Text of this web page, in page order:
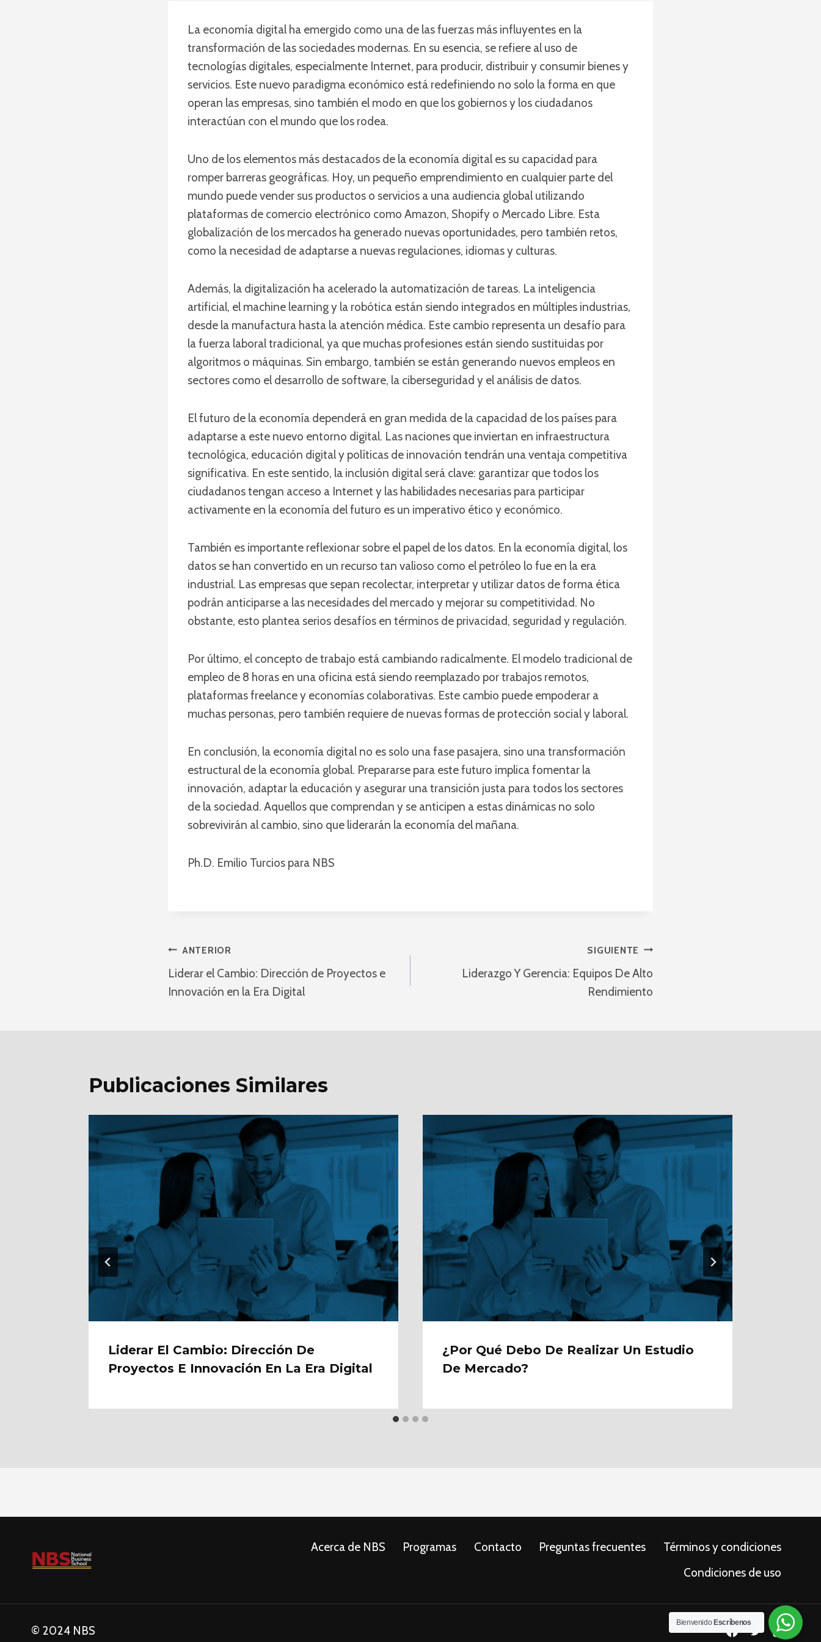
La economía digital ha emergido como una de las fuerzas más influyentes en la
transformación de las sociedades modernas. En su esencia, se refiere al uso de
tecnologías digitales, especialmente Internet, para producir, distribuir y consumir bienes y
servicios. Este nuevo paradigma económico está redefiniendo no solo la forma en que
operan las empresas, sino también el modo en que los gobiernos y los ciudadanos
interactúan con el mundo que los rodea.
Uno de los elementos más destacados de la economía digital es su capacidad para
romper barreras geográficas. Hoy, un pequeño emprendimiento en cualquier parte del
mundo puede vender sus productos o servicios a una audiencia global utilizando
plataformas de comercio electrónico como Amazon, Shopify o Mercado Libre. Esta
globalización de los mercados ha generado nuevas oportunidades, pero también retos,
como la necesidad de adaptarse a nuevas regulaciones, idiomas y culturas.
Además, la digitalización ha acelerado la automatización de tareas. La inteligencia
artificial, el machine learning y la robótica están siendo integrados en múltiples industrias,
desde la manufactura hasta la atención médica. Este cambio representa un desafío para
la fuerza laboral tradicional, ya que muchas profesiones están siendo sustituidas por
algoritmos o máquinas. Sin embargo, también se están generando nuevos empleos en
sectores como el desarrollo de software, la ciberseguridad y el análisis de datos.
El futuro de la economía dependerá en gran medida de la capacidad de los países para
adaptarse a este nuevo entorno digital. Las naciones que inviertan en infraestructura
tecnológica, educación digital y políticas de innovación tendrán una ventaja competitiva
significativa. En este sentido, la inclusión digital será clave: garantizar que todos los
ciudadanos tengan acceso a Internet y las habilidades necesarias para participar
activamente en la economía del futuro es un imperativo ético y económico.
También es importante reflexionar sobre el papel de los datos. En la economía digital, los
datos se han convertido en un recurso tan valioso como el petróleo lo fue en la era
industrial. Las empresas que sepan recolectar, interpretar y utilizar datos de forma ética
podrán anticiparse a las necesidades del mercado y mejorar su competitividad. No
obstante, esto plantea serios desafíos en términos de privacidad, seguridad y regulación.
Por último, el concepto de trabajo está cambiando radicalmente. El modelo tradicional de
empleo de 8 horas en una oficina está siendo reemplazado por trabajos remotos,
plataformas freelance y economías colaborativas. Este cambio puede empoderar a
muchas personas, pero también requiere de nuevas formas de protección social y laboral.
En conclusión, la economía digital no es solo una fase pasajera, sino una transformación
estructural de la economía global. Prepararse para este futuro implica fomentar la
innovación, adaptar la educación y asegurar una transición justa para todos los sectores
de la sociedad. Aquellos que comprendan y se anticipen a estas dinámicas no solo
sobrevivirán al cambio, sino que liderarán la economía del mañana.
Ph.D. Emilio Turcios para NBS
Navegación
De
ANTERIOR
Liderar el Cambio: Dirección de Proyectos e
Innovación en la Era Digital
SIGUIENTE
Liderazgo Y Gerencia: Equipos De Alto
Rendimiento
Publicaciones Similares
Liderar El Cambio: Dirección De
Proyectos E Innovación En La Era Digital
¿Por Qué Debo De Realizar Un Estudio
De Mercado?
Acerca de NBS Programas Contacto Preguntas frecuentes
Términos y condiciones
Condiciones de uso
© 2024 NBS
Bienvenido Escríbenos